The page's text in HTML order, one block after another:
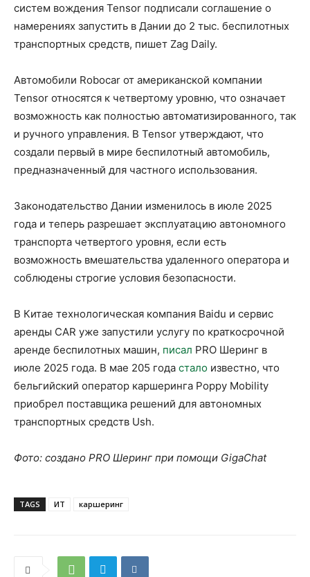
систем вождения Tensor подписали соглашение о
намерениях запустить в Дании до 2 тыс. беспилотных
транспортных средств, пишет Zag Daily.
Автомобили Robocar от американской компании
Tensor относятся к четвертому уровню, что означает
возможность как полностью автоматизированного, так
и ручного управления. В Tensor утверждают, что
создали первый в мире беспилотный автомобиль,
предназначенный для частного использования.
Законодательство Дании изменилось в июле 2025
года и теперь разрешает эксплуатацию автономного
транспорта четвертого уровня, если есть
возможность вмешательства удаленного оператора и
соблюдены строгие условия безопасности.
В Китае технологическая компания Baidu и сервис
аренды CAR уже запустили услугу по краткосрочной
аренде беспилотных машин, писал PRO Шеринг в
июле 2025 года. В мае 205 года стало известно, что
бельгийский оператор каршеринга Poppy Mobility
приобрел поставщика решений для автономных
транспортных средств Ush.
Фото: создано PRO Шеринг при помощи GigaChat
TAGS ИТ каршеринг